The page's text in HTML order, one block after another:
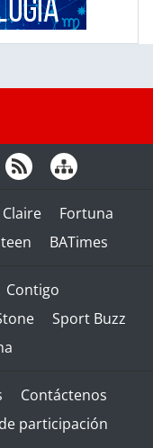
Fortuna
BATimes
Contigo
Sport Buzz
Contáctenos
participación